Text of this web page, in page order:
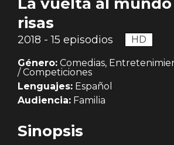
risas
2018 - 15 episodios HD
Género: Comedias,
/ Competiciones
Lenguajes: Español
Audiencia: Familia
Sinopsis